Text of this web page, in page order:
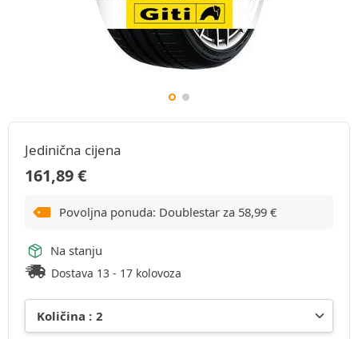
Jedinična cijena
161,89€
Povoljna ponuda: Doublestar za 58,99 €
Na stanju
Dostava 13 - 17 kolovoza